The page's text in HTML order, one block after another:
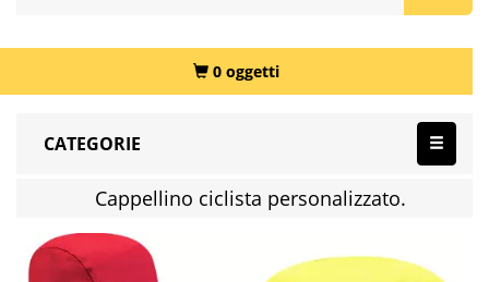
0 oggetti
CATEGORIE
Cappellino ciclista personalizzato.